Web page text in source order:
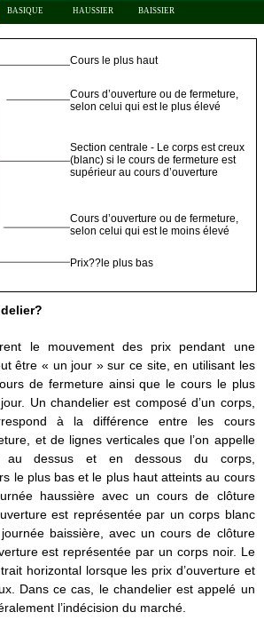
BASIQUE HAUSSIER BAISSIER
Cours le plus haut
Cours d’ouverture ou de fermeture,
selon celui qui est le plus élevé
Section centrale - Le corps est creux
(blanc) si le cours de fermeture est
supérieur au cours d’ouverture
Cours d’ouverture ou de fermeture,
selon celui qui est le moins élevé
Prix??le plus bas
le mouvement des prix pendant une
être « un jour » sur ce site, en utilisant les
de fermeture ainsi que le cours le plus
Un chandelier est composé d’un corps,
à la différence entre les cours
et de lignes verticales que l’on appelle
au dessus et en dessous du corps,
le plus bas et le plus haut atteints au cours
haussière avec un cours de clôture
est représentée par un corps blanc
baissière, avec un cours de clôture
est représentée par un corps noir. Le
horizontal lorsque les prix d’ouverture et
Dans ce cas, le chandelier est appelé un
l’indécision du marché.